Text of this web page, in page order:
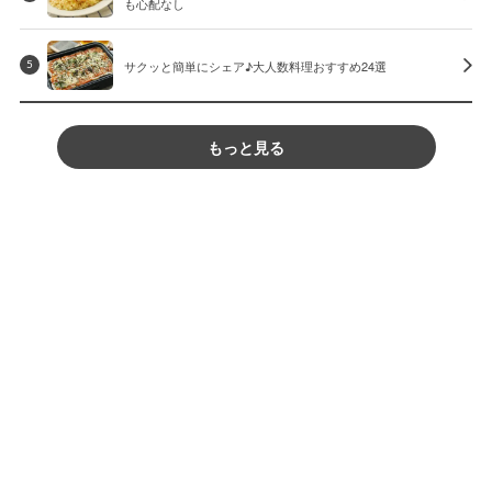
5 サクッと簡単にシェア♪大人数料理おすすめ24選
もっと見る